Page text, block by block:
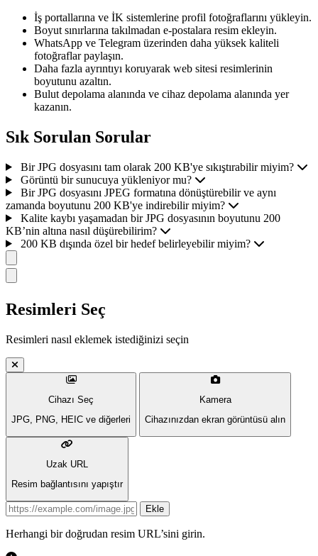
İş portallarına ve İK sistemlerine profil fotoğraflarını yükleyin.
Boyut sınırlarına takılmadan e-postalara resim ekleyin.
WhatsApp ve Telegram üzerinden daha yüksek kaliteli
fotoğraflar paylaşın.
Daha fazla ayrıntıyı koruyarak web sitesi resimlerinin
boyutunu azaltın.
Bulut depolama alanında ve cihaz depolama alanında yer
kazanın.
Sık Sorulan Sorular
Bir JPG dosyasını tam olarak 200 KB'ye sıkıştırabilir miyim?
Görüntü bir sunucuya yükleniyor mu?
Bir JPG dosyasını JPEG formatına dönüştürebilir ve aynı
zamanda boyutunu 200 KB'ye indirebilir miyim?
Kalite kaybı yaşamadan bir JPG dosyasının boyutunu 200
KB’nin altına nasıl düşürebilirim?
200 KB dışında özel bir hedef belirleyebilir miyim?
Resimleri Seç
Resimleri nasıl eklemek istediğinizi seçin
Cihazı Seç
JPG, PNG, HEIC ve diğerleri
Kamera
Cihazınızdan ekran görüntüsü alın
Uzak URL
Resim bağlantısını yapıştır
Image URL Ekle
Herhangi bir doğrudan resim URL’sini girin.